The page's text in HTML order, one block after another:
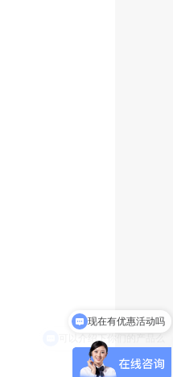
可以介绍下你们的产品么